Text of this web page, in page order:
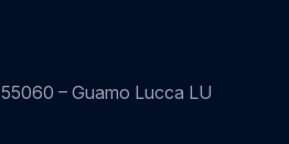
– Guamo Lucca LU